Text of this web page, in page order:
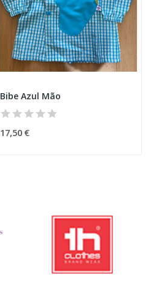
Bibe Azul Mão
17,50 €